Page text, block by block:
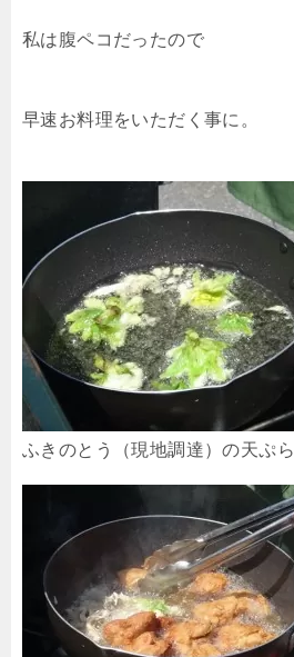
私は腹ペコだったので
早速お料理をいただく事に。
ふきのとう（現地調達）の天ぷら